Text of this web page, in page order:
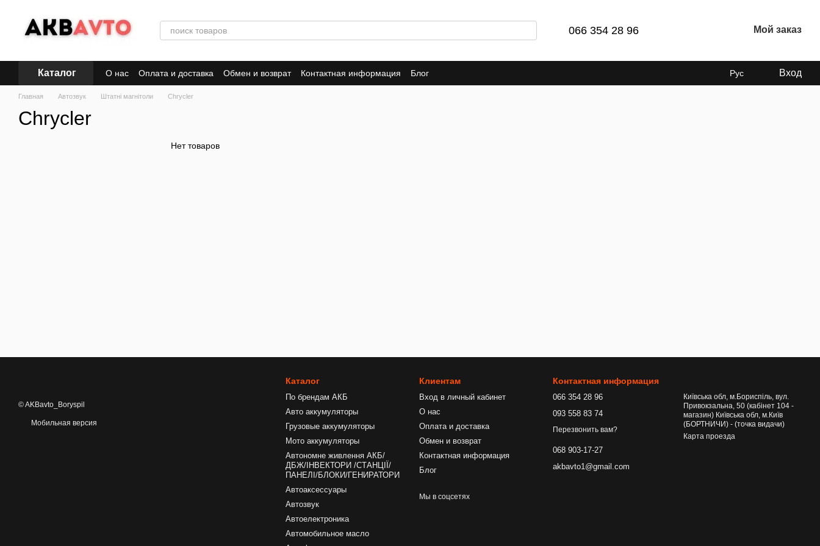
066 354 28 96 Мой заказ
Каталог О нас Оплата и доставка Обмен и возврат Контактная информация Блог Рус Вход
Главная Автозвук Штатні магнітоли Chrycler
Chrycler
Нет товаров
© AKBavto_Boryspil
Мобильная версия
Каталог
По брендам АКБ
Авто аккумуляторы
Грузовые аккумуляторы
Мото аккумуляторы
Автономне живлення АКБ/
ДБЖ/ІНВЕКТОРИ /СТАНЦІЇ/
ПАНЕЛІ/БЛОКИ/ГЕНИРАТОРИ
Автоаксессуары
Автозвук
Автоелектроника
Автомобильное масло
Клиентам
Вход в личный кабинет
О нас
Оплата и доставка
Обмен и возврат
Контактная информация
Блог
Мы в соцсетях
Контактная информация
066 354 28 96
093 558 83 74
Перезвонить вам?
068 903-17-27
akbavto1@gmail.com
Київська обл, м.Бориспіль, вул.
Привокзальна, 50 (кабінет 104 -
магазин) Київська обл, м.Київ
(БОРТНИЧИ) - (точка видачи)
Карта проезда